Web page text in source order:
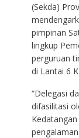
(Sekda)
pimpinan
lingkup
perguruan
di Lantai 6
“Delegasi
difasilitasi